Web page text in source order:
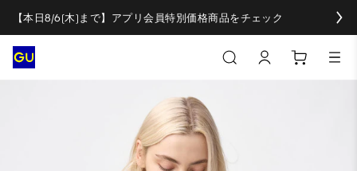
【本日8/6(木)まで】アプリ会員特別価格商品をチェック